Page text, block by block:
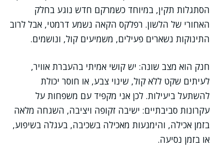
הסתגלות תקין, במיוחד כשמרקם חדש נוגע בחלק
האחורי של הלשון. רפלקס הקאה נשמע דרמטי, אבל לרוב
התינוקות נשארים פעילים, משמיעים קול, ונושמים.
חנק הוא מצב שונה: יש קושי אמיתי בהעברת אוויר,
לעיתים שקט ללא קול, שינוי צבע, או חוסר יכולת
להשתעל ביעילות. לכן אני מקפיד עם משפחות על
עקרונות סביבתיים: ישיבה זקופה ויציבה, השגחה מלאה
בזמן אכילה, והימנעות מאכילה בשכיבה, בעגלה בשיפוע,
או בזמן נסיעה.